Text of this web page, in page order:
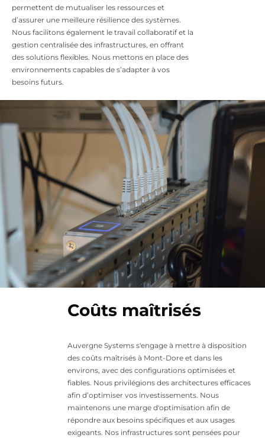
permettent de mutualiser les ressources et
d’assurer une meilleure résilience des systèmes.
Nous facilitons également le travail collaboratif et la
gestion centralisée des infrastructures, en offrant
des solutions flexibles. Nous mettons en place des
environnements capables de s’adapter à vos
besoins futurs.
Coûts maîtrisés
Auvergne Systems s'engage à mettre à disposition
des coûts maîtrisés à Mont-Dore et dans les
environs, avec des configurations optimisées et
fiables. Nous privilégions des architectures efficaces
afin d’optimiser vos investissements. Nous
maintenons une marge d'optimisation afin de
répondre aux besoins spécifiques et aux usages
exigeants. Nos infrastructures sont pensées pour